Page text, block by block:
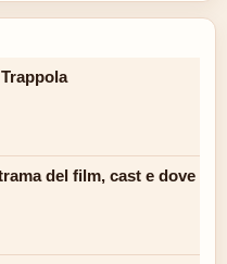
del film, cast e dove